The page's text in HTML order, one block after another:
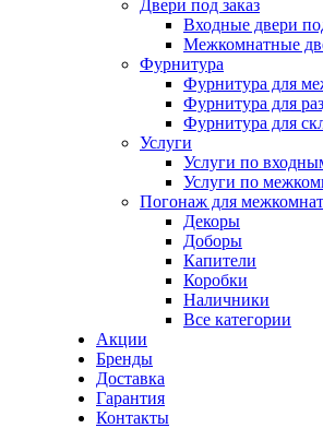
Двери под заказ
Входные двери
Межкомнатные
Фурнитура
Фурнитура для
Фурнитура для
Фурнитура для
Услуги
Услуги по
Услуги по
Погонаж для
Декоры
Доборы
Капители
Коробки
Наличники
Все категории
Акции
Бренды
Доставка
Гарантия
Контакты